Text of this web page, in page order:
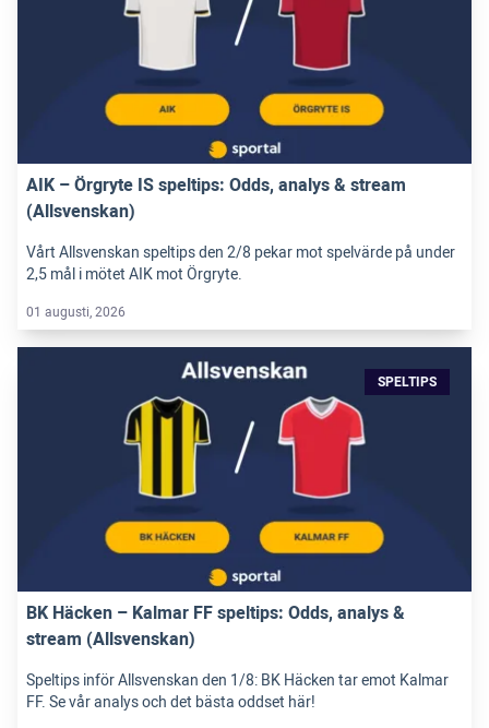
AIK – Örgryte IS speltips: Odds, analys & stream
(Allsvenskan)
Vårt Allsvenskan speltips den 2/8 pekar mot spelvärde på under
2,5 mål i mötet AIK mot Örgryte.
01 augusti, 2026
SPELTIPS
BK Häcken – Kalmar FF speltips: Odds, analys &
stream (Allsvenskan)
Speltips inför Allsvenskan den 1/8: BK Häcken tar emot Kalmar
FF. Se vår analys och det bästa oddset här!